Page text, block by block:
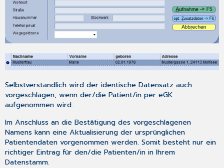
Selbstverständlich wird der identische Datensatz auch
vorgeschlagen, wenn der/die Patient/in per eGK
aufgenommen wird.
Im Anschluss an die Bestätigung des vorgeschlagenen
Namens kann eine Aktualisierung der ursprünglichen
Patientendaten vorgenommen werden. Somit besteht nur ein
richtiger Eintrag für den/die Patienten/in in Ihrem
Datenstamm.